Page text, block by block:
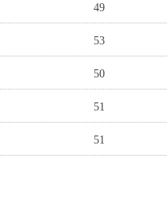
49
53
50
51
51